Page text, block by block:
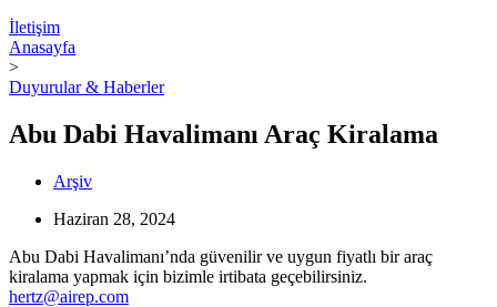
İletişim
Anasayfa
>
Duyurular & Haberler
Abu Dabi Havalimanı Araç Kiralama
Arşiv
Haziran 28, 2024
Abu Dabi Havalimanı’nda güvenilir ve uygun fiyatlı bir araç
kiralama yapmak için bizimle irtibata geçebilirsiniz.
hertz@airep.com